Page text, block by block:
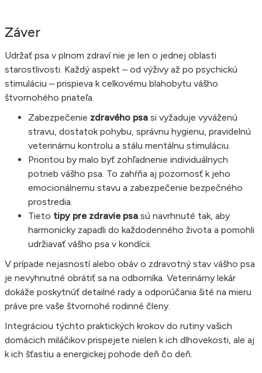
Záver
Udržať psa v plnom zdraví nie je len o jednej oblasti
starostlivosti. Každý aspekt – od výživy až po psychickú
stimuláciu – prispieva k celkovému blahobytu vášho
štvornohého priateľa.
Zabezpečenie zdravého psa si vyžaduje vyváženú
stravu, dostatok pohybu, správnu hygienu, pravidelnú
veterinárnu kontrolu a stálu mentálnu stimuláciu.
Prioritou by malo byť zohľadnenie individuálnych
potrieb vášho psa. To zahŕňa aj pozornosť k jeho
emocionálnemu stavu a zabezpečenie bezpečného
prostredia.
Tieto tipy pre zdravie psa sú navrhnuté tak, aby
harmonicky zapadli do každodenného života a pomohli
udržiavať vášho psa v kondícii.
V prípade nejasností alebo obáv o zdravotný stav vášho psa
je nevyhnutné obrátiť sa na odborníka. Veterinárny lekár
dokáže poskytnúť detailné rady a odporúčania šité na mieru
práve pre vaše štvornohé rodinné členy.
Integráciou týchto praktických krokov do rutiny vašich
domácich miláčikov prispejete nielen k ich dlhovekosti, ale aj
k ich šťastiu a energickej pohode deň čo deň.